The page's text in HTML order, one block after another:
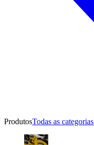
ProdutosTodas as categorias